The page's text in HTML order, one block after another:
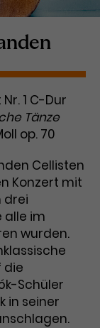
Die
in
der sie
und
1 C-Dur
Tänze
op. 70
Cellisten
Konzert mit
drei
alle im
wurden.
die
Schüler
in seiner